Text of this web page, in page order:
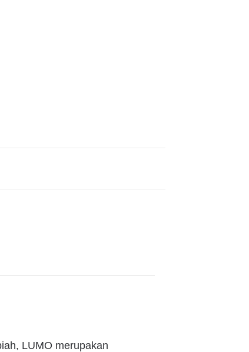
LUMO merupakan